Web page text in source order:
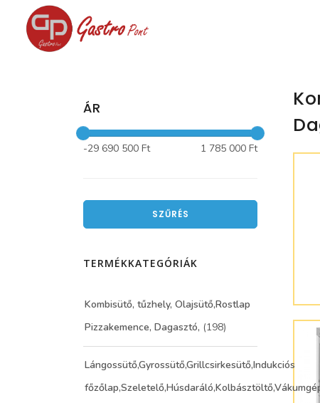
ÁR
-29 690 500 Ft 1 785 000 Ft
SZŰRÉS
TERMÉKKATEGÓRIÁK
Kombisütő, tűzhely, Olajsütő,Rostlap
Pizzakemence, Dagasztó, (198)
Lángossütő,Gyrossütő,Grillcsirkesütő,Indukciós